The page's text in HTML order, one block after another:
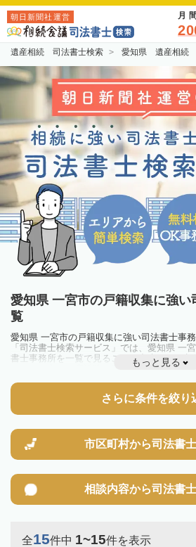
朝日新聞社運営 月
遺産相続 司法書士検索 愛知県 遺産相続
愛知県 一宮市の戸籍収集に強い
覧
愛知県 一宮市の戸籍収集に強い司法書士事
「司法書士検索サービス」では、愛知県 一
書士事務所を一覧で見ることが出来ます。
えている方は一度近隣の司法書士に相談して
もっと見る
さらに条件を絞り
市区町村から司法書
相談内容から司法書
全15件中 1~15件を表示